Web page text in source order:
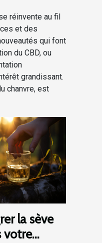
réinvente au fil
et des
qui font
du CBD, ou
grandissant.
chanvre, est
la sève
votre